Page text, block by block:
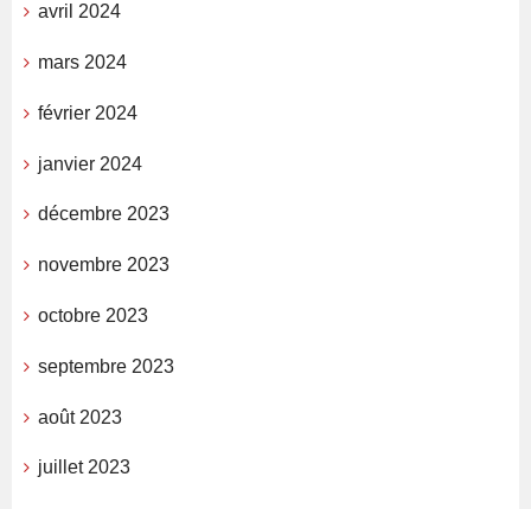
avril 2024
mars 2024
février 2024
janvier 2024
décembre 2023
novembre 2023
octobre 2023
septembre 2023
août 2023
juillet 2023